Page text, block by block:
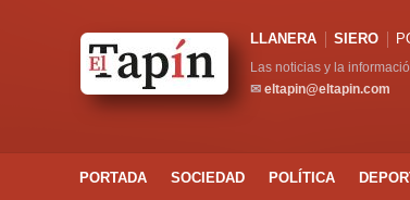
LLANERA SIERO
Las noticias y la
✉ eltapin@eltapin.com
PORTADA SOCIEDAD POLÍTICA